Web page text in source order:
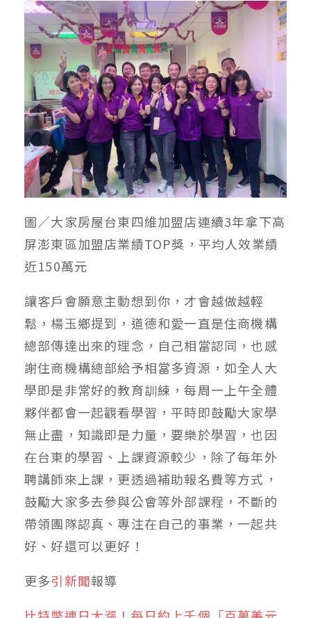
圖／大家房屋台東四維加盟店連續3年拿下高
屏澎東區加盟店業績TOP獎，平均人效業績
近150萬元
讓客戶會願意主動想到你，才會越做越輕
鬆，楊玉鄉提到，道德和愛一直是住商機構
總部傳達出來的理念，自己相當認同，也感
謝住商機構總部給予相當多資源，如全人大
學即是非常好的教育訓練，每周一上午全體
夥伴都會一起觀看學習，平時即鼓勵大家學
無止盡，知識即是力量，要樂於學習，也因
在台東的學習、上課資源較少，除了每年外
聘講師來上課，更透過補助報名費等方式，
鼓勵大家多去參與公會等外部課程，不斷的
帶領團隊認真、專注在自己的事業，一起共
好、好還可以更好！
更多引新聞報導